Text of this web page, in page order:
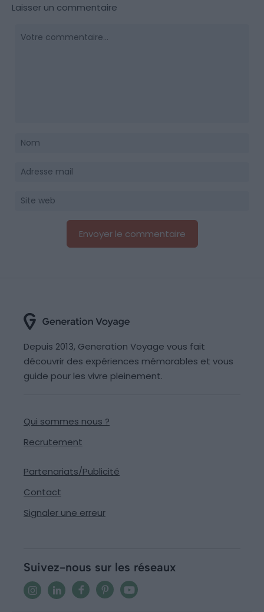
Laisser un commentaire
Depuis 2013, Generation Voyage vous fait
découvrir des expériences mémorables et vous
guide pour les vivre pleinement.
Qui sommes nous ?
Recrutement
Partenariats/Publicité
Contact
Signaler une erreur
Suivez-nous sur les réseaux